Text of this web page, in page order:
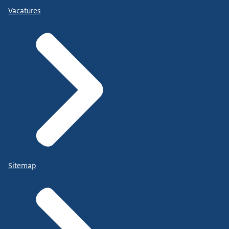
Vacatures
Sitemap